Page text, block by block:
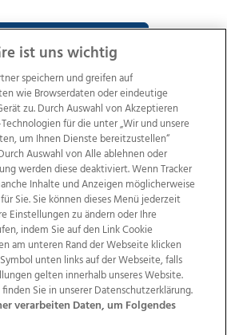
Mediadaten Kontakt
Jobs
Impressum
AGB Anzeigekunden
Ehrenkodex Politische Werbung
ist uns wichtig
speichern und greifen auf
wie Browserdaten oder eindeutige
zu. Durch Auswahl von Akzeptieren
für die unter „Wir und unsere
um Ihnen Dienste bereitzustellen“
Auswahl von Alle ablehnen oder
werden diese deaktiviert. Wenn Tracker
Inhalte und Anzeigen möglicherweise
Sie. Sie können dieses Menü jederzeit
Einstellungen zu ändern oder Ihre
indem Sie auf den Link Cookie
am unteren Rand der Webseite klicken
unten links auf der Webseite, falls
gelten innerhalb unseres Website.
Sie in unserer Datenschutzerklärung.
verarbeiten Daten, um Folgendes